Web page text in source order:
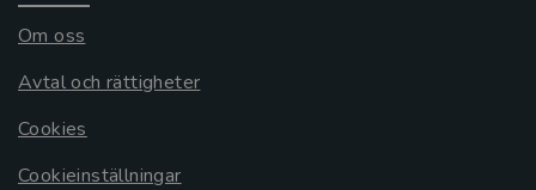
Om oss
Avtal och rättigheter
Cookies
Cookieinställningar